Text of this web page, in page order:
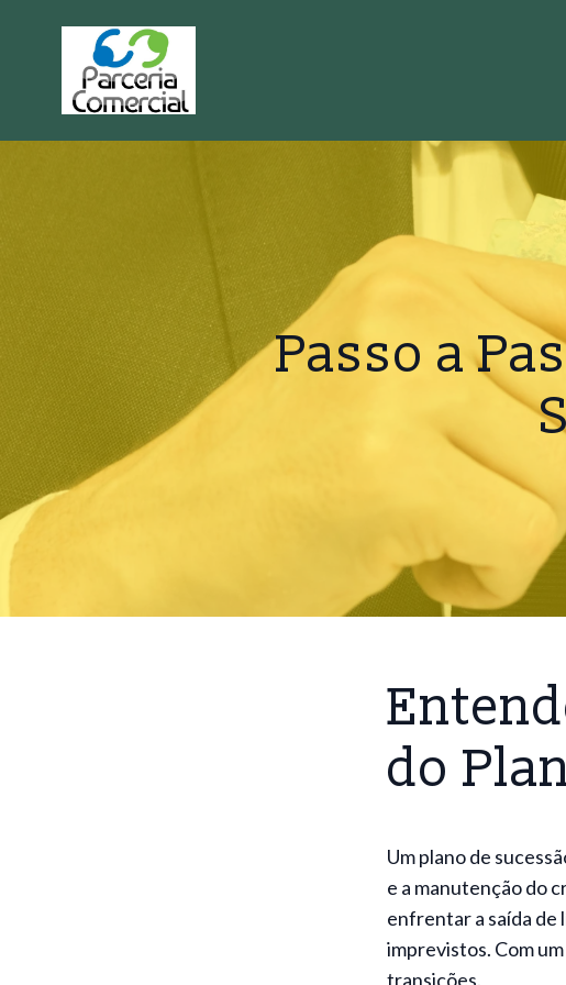
Passo a
do
Um plano de
e a manutenção do
enfrentar a saída de
imprevistos. Com
transições.